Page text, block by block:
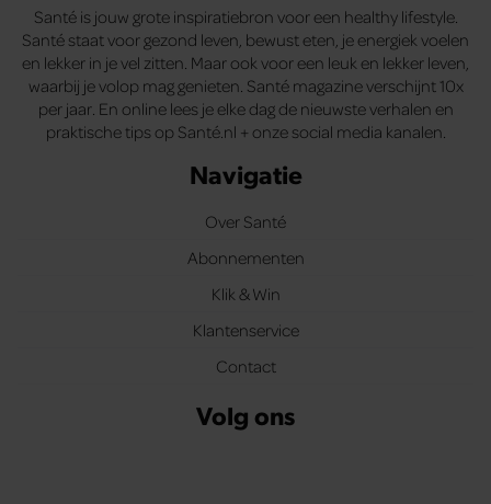
Santé is jouw grote inspiratiebron voor een healthy lifestyle.
Santé staat voor gezond leven, bewust eten, je energiek voelen
en lekker in je vel zitten. Maar ook voor een leuk en lekker leven,
waarbij je volop mag genieten. Santé magazine verschijnt 10x
per jaar. En online lees je elke dag de nieuwste verhalen en
praktische tips op Santé.nl + onze social media kanalen.
Navigatie
Over Santé
Abonnementen
Klik & Win
Klantenservice
Contact
Volg ons